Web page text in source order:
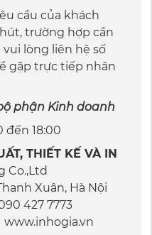
cầu của khách
trường hợp cần
lòng liên hệ số
gặp trực tiếp nhân
phận Kinh doanh
đến 18:00
THIẾT KẾ VÀ IN
Co.,Ltd
Xuân, Hà Nội
427 7773
www.inhogia.vn